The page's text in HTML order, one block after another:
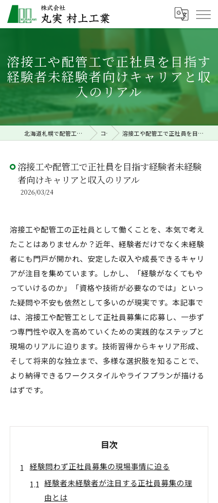
溶接工や配管工で正社員を目指す
経験者未経験者向けキャリアと収
入のリアル
北海道札幌で配管工事の求人なら株式会社丸実村上工業 コラム 溶接工や配管工で正社員を目指す経験者未経験者向けキャリアと収入のリアル
溶接工や配管工で正社員を目指す経験者未経験
者向けキャリアと収入のリアル
2026/03/24
溶接工や配管工の正社員として働くことを、本気で考え
たことはありませんか？近年、経験者だけでなく未経験
者にも門戸が開かれ、安定した収入や成長できるキャリ
アが注目を集めています。しかし、「経験がなくてもや
っていけるのか」「資格や技術が必要なのでは」といっ
た疑問や不安も依然として多いのが現実です。本記事で
は、溶接工や配管工として正社員募集に応募し、一歩ず
つ専門性や収入を高めていくための実践的なステップと
現場のリアルに迫ります。技術習得からキャリア形成、
そして将来的な独立まで、多様な選択肢を知ることで、
より納得できるワークスタイルやライフプランが描ける
はずです。
目次
経験問わず正社員募集の現場事情に迫る
経験者未経験者が注目する正社員募集の理
由とは